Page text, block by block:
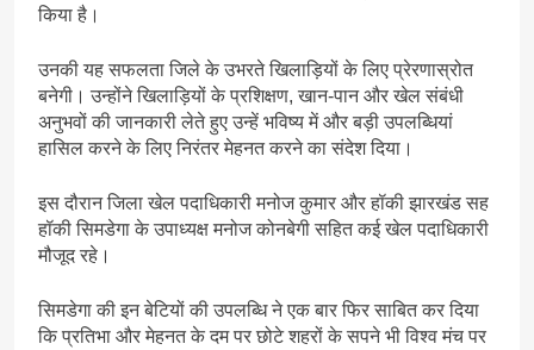
किया है।
उनकी यह सफलता जिले के उभरते खिलाड़ियों के लिए प्रेरणास्रोत
बनेगी। उन्होंने खिलाड़ियों के प्रशिक्षण, खान-पान और खेल संबंधी
अनुभवों की जानकारी लेते हुए उन्हें भविष्य में और बड़ी उपलब्धियां
हासिल करने के लिए निरंतर मेहनत करने का संदेश दिया।
इस दौरान जिला खेल पदाधिकारी मनोज कुमार और हॉकी झारखंड सह
हॉकी सिमडेगा के उपाध्यक्ष मनोज कोनबेगी सहित कई खेल पदाधिकारी
मौजूद रहे।
सिमडेगा की इन बेटियों की उपलब्धि ने एक बार फिर साबित कर दिया
कि प्रतिभा और मेहनत के दम पर छोटे शहरों के सपने भी विश्व मंच पर